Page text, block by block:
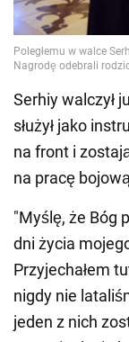
Serhiy walczył
służył jako
na front i
na pracę
"Myślę, że Bóg
dni życia
Przyjechałem
nigdy nie
jeden z nich